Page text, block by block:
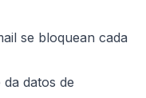
se bloquean cada
datos de